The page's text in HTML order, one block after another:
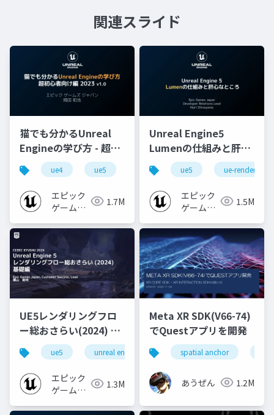
関連スライド
猫でも分かるUnreal
Engineの学び方 - 超初
心者向け編 - 2023 v1.0
ue4 ue5 ue-beginner
エピック
ゲームズ
1.7M
Unreal Engine5
Lumenの仕組みと肝心
なところ
ue5 ue-rendering
エピック
ゲームズ
1.5M
UE5レンダリングフロ
ー総おさらい(2024) 基
礎編！
[CEDEC+KYUSHU
2024]
ue5 unreal engine ue-rendering
エピック
ゲームズ
1.3M
Meta XR SDK(V66-74)
でQuestアプリを開発
spatial anchor
あうぜん 1.2M